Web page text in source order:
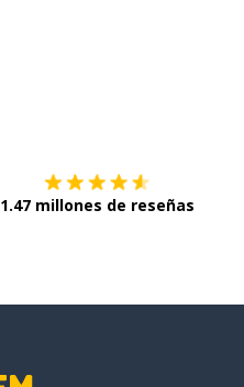
1.47 millones de reseñas